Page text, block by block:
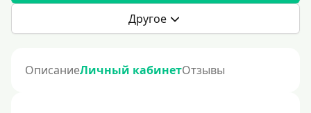
Другое
ОписаниеЛичный кабинетОтзывы